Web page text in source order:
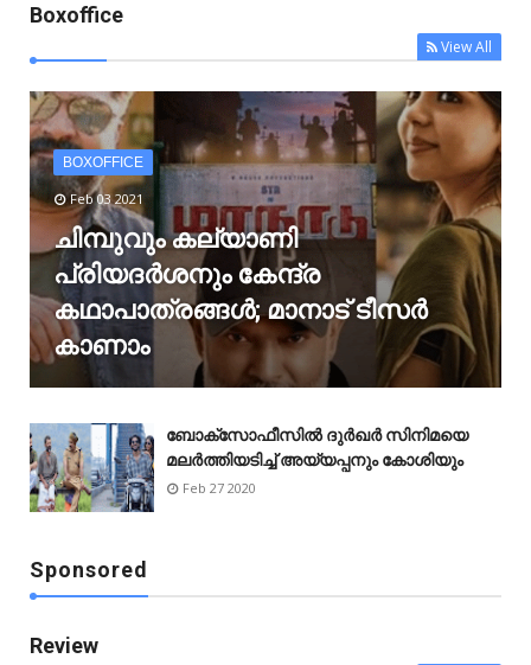
Boxoffice
View All
BOXOFFICE
Feb 03 2021
ചിമ്പുവും കല്യാണി
പ്രിയദർശനും കേന്ദ്ര
കഥാപാത്രങ്ങൾ; മാനാട് ടീസർ
കാണാം
ബോക്‌സോഫീസിൽ ദുർഖർ സിനിമയെ
മലർത്തിയടിച്ച് അയ്യപ്പനും കോശിയും
Feb 27 2020
Sponsored
Review